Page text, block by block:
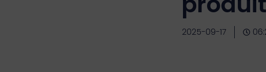
2025-09-17